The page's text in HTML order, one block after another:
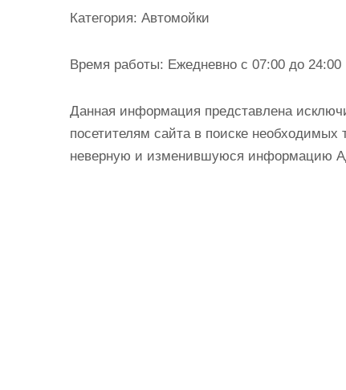
Категория: Автомойки
Время работы: Ежедневно с 07:00 до 24:00
Данная информация представлена
посетителям сайта в поиске
неверную и изменившуюся информацию